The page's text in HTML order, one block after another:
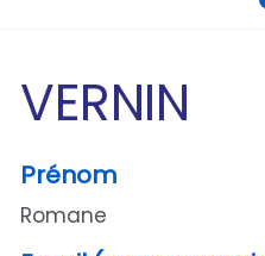
VERNIN
Prénom
Romane